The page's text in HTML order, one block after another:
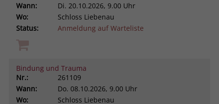
Wann:
Di. 20.10.2026, 9.00 Uhr
Wo:
Schloss Liebenau
Status:
Anmeldung auf Warteliste
Bindung und Trauma
Nr.:
261109
Wann:
Do. 08.10.2026, 9.00 Uhr
Wo:
Schloss Liebenau